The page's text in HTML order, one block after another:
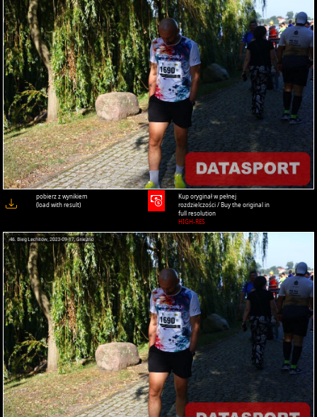
pobierz z wynikiem
(load with result)
Kup oryginał w pełnej
rozdzielczości / Buy the original in
full resolution
HIGH-RES